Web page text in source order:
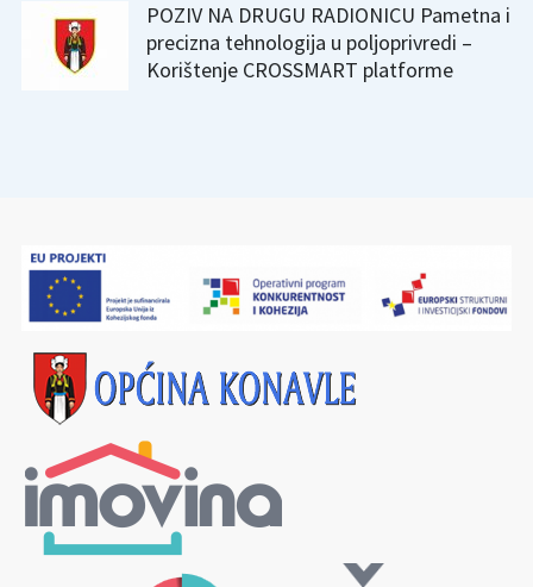
POZIV NA DRUGU RADIONICU Pametna i
precizna tehnologija u poljoprivredi –
Korištenje CROSSMART platforme